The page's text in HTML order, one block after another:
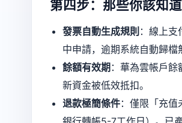
第四步：那些你該知
發票自動生成規則 ：線上
中申請，逾期系統自動歸檔
餘額有效期 ：華為雲帳戶餘
新資金被低效抵扣。
退款極簡條件：僅限「充值